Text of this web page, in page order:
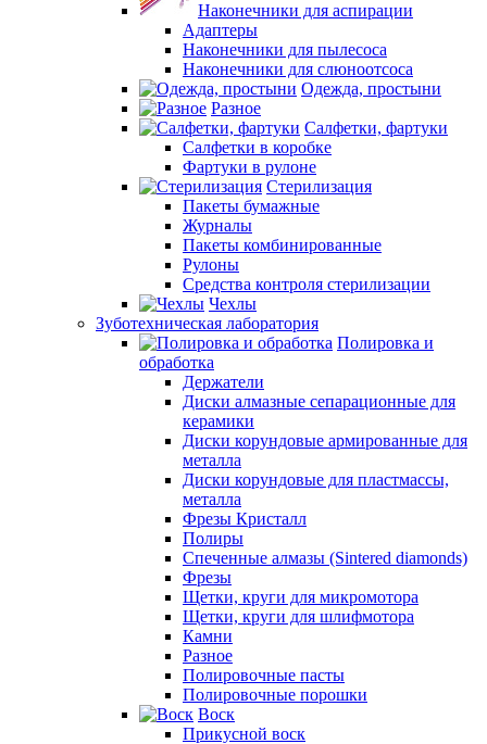
Наконечники для аспирации
Адаптеры
Наконечники для пылесоса
Наконечники для слюноотсоса
Одежда, простыни
Разное
Салфетки, фартуки
Салфетки в коробке
Фартуки в рулоне
Стерилизация
Пакеты бумажные
Журналы
Пакеты комбинированные
Рулоны
Средства контроля стерилизации
Чехлы
Зуботехническая лаборатория
Полировка и
обработка
Держатели
Диски алмазные сепарационные для
керамики
Диски корундовые армированные для
металла
Диски корундовые для пластмассы,
металла
Фрезы Кристалл
Полиры
Спеченные алмазы (Sintered diamonds)
Фрезы
Щетки, круги для микромотора
Щетки, круги для шлифмотора
Камни
Разное
Полировочные пасты
Полировочные порошки
Воск
Прикусной воск